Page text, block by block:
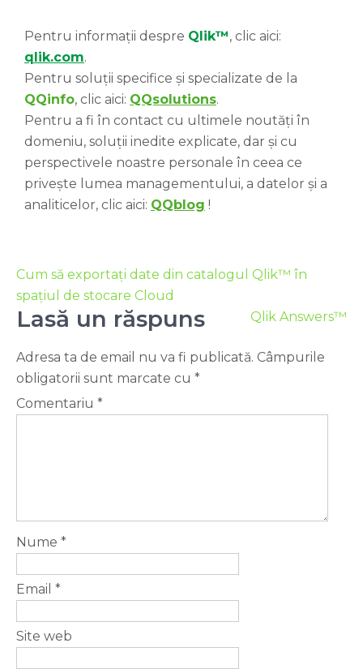
Pentru informații despre Qlik™, clic aici:
qlik.com.
Pentru soluții specifice și specializate de la
QQinfo, clic aici: QQsolutions.
Pentru a fi în contact cu ultimele noutăți în
domeniu, soluții inedite explicate, dar și cu
perspectivele noastre personale în ceea ce
privește lumea managementului, a datelor și a
analiticelor, clic aici: QQblog !
Cum să exportați date din catalogul Qlik™ în
spațiul de stocare Cloud
Qlik Answers™
Lasă un răspuns
Adresa ta de email nu va fi publicată. Câmpurile
obligatorii sunt marcate cu *
Comentariu *
Nume *
Email *
Site web